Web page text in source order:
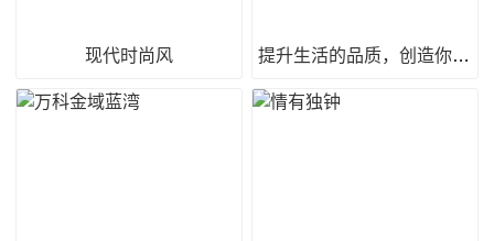
现代时尚风 提升生活的品质，创造你我的魅力。